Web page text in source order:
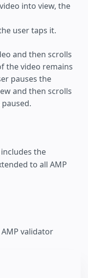
into view, the
user taps it.
and then scrolls
the video remains
pauses the
and then scrolls
the
to all AMP
validator